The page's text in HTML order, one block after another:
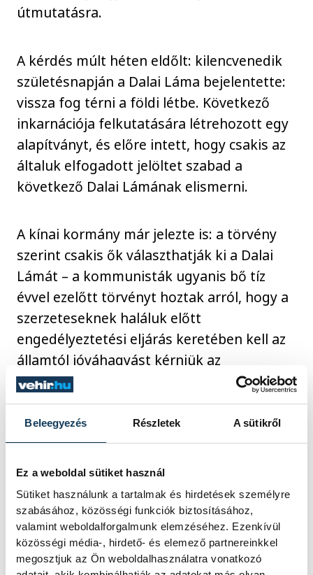
Beleegyezés Részletek A sütikről
Ez a weboldal sütiket használ
Sütiket használunk a tartalmak és hirdetések személyre
szabásához, közösségi funkciók biztosításához,
valamint weboldalforgalmunk elemzéséhez. Ezenkívül
közösségi média-, hirdető- és elemező partnereinkkel
megosztjuk az Ön weboldalhasználatra vonatkozó
útmutatásra.
A kérdés múlt héten eldőlt: kilencvenedik
születésnapján a Dalai Láma bejelentette:
vissza fog térni a földi létbe. Következő
inkarnációja felkutatására létrehozott egy
alapítványt, és előre intett, hogy csakis az
általuk elfogadott jelöltet szabad a
következő Dalai Lámának elismerni.
A kínai kormány már jelezte is: a törvény
szerint csakis ők választhatják ki a Dalai
Lámát – a kommunisták ugyanis bő tíz
évvel ezelőtt törvényt hoztak arról, hogy a
szerzeteseknek haláluk előtt
engedélyeztetési eljárás keretében kell az
államtól jóváhagyást kérniük az
újjászületésre, ellenkező esetben a
reinkarnácójuk illegálisnak minősül.
Biztosak lehetünk abban, hogy a kínai
kormány megpróbál majd egy ellen-Dalai
Lámát állítani, amikor eljön az ideje – nagy
kérdés, hogy vajon Tibet, ahol Kína
kontrollal rendelkezik az információ fölött,
mennyire befolyásolható, és hogy a